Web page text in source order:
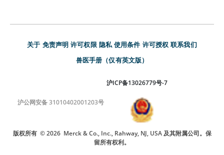
关于 免责声明 许可权限 隐私 使用条件 许可授权 联系我们
兽医手册（仅有英文版）
沪ICP备13026779号-7
沪公网安备 31010402001203号
版权所有 © 2026 Merck & Co., Inc., Rahway, NJ, USA 及其附属公司。保
留所有权利。